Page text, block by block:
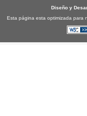
Diseño y
Esta página esta optimizada para